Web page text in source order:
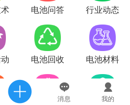
消息 我的
电池问答 行业动态
电池回收 电池材料